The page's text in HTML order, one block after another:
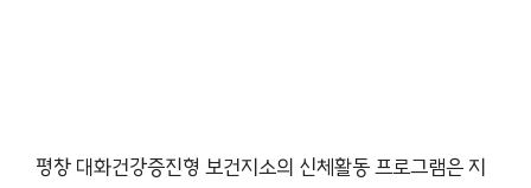
평창 대화건강증진형 보건지소의 신체활동 프로그램은 지